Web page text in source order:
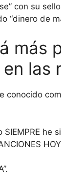
con su
“dinero de
más
las
conocido
he